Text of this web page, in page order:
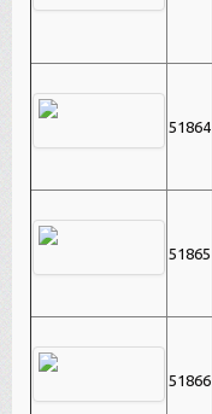
51864
51865
51866